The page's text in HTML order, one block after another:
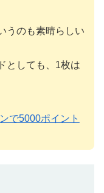
うのも素晴らしい
としても、1枚は
で5000ポイント